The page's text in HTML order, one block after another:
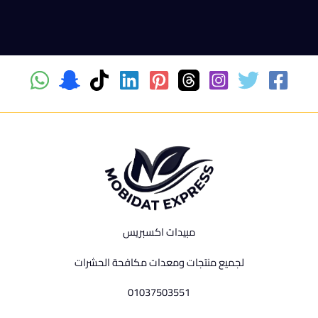
مبيدات اكسبريس
لجميع منتجات ومعدات مكافحة الحشرات
01037503551